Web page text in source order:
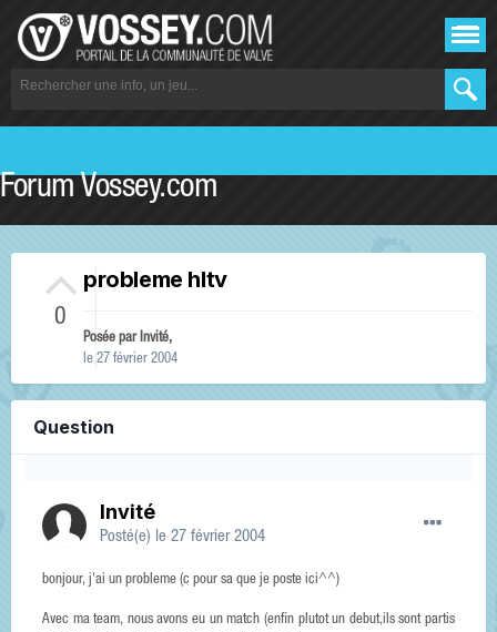
Forum Vossey.com
0
probleme hltv
Posée par Invité,
le 27 février 2004
Question
Invité
Posté(e) le 27 février 2004
bonjour, j'ai un probleme (c pour sa que je poste ici^^)
Avec ma team, nous avons eu un match (enfin plutot un debut,ils sont partis